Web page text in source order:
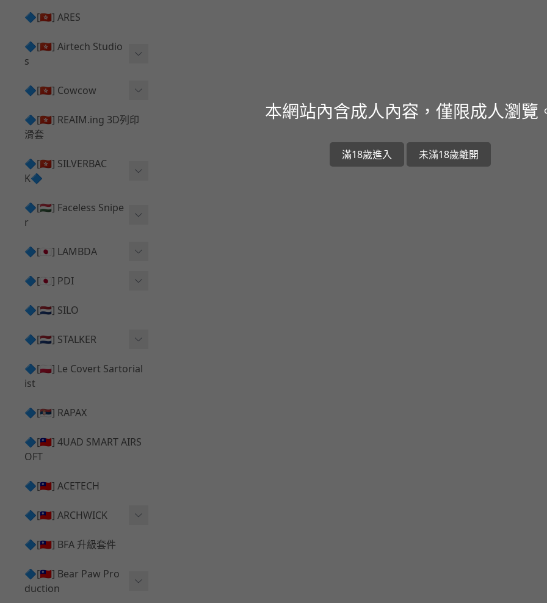
🔷[🇭🇰] ARES
🔷[🇭🇰] Airtech Studio
s
VFC
G＆G
Krytac
KWA
Tokyo Marui
PROWIN
MAXX
SILVERBACK SRS
🔷[🇭🇰] Cowcow
TM Glock 系列
Action Army AAP01 系列
UMAREX VFC 系列
KWA⧸KSC系列
🔷[🇭🇰] REAIM.ing 3D列印
滑套
🔷[🇭🇰] SILVERBAC
K🔷
SRS ⧸ HTI 🟦 主體 ⧸ 彈匣
✅ 碳纖管 ⧸ 彈簧
TAC-41 👁️‍🗨️ 外觀 ⧸ 色彩
MDR-X 🟦 主體 ⧸ 彈匣
✅ 通用 ⧸ 精品
MDR-X 🔄 原廠 ⧸ 零件
TAC-41 🔄 原廠 ⧸ 零件
🔷[🇭🇺] Faceless Snipe
r
Mk23 ⧸ SSX23
SRS ⧸ HTI ⧸ TAC-41
🔷[🇯🇵] LAMBDA
Lambda 05 GBB 精密內管
Lambda 03 AEG 精密內管
Lambda 05 AEG 精密內管
🔷[🇯🇵] PDI
01 精密內管
05 精密內管
08 精密內管
🔷[🇳🇱] SILO
🔷[🇳🇱] STALKER
Action Army AAP01 升級
套件
HOP膠皮 ⧸ 下壓塊
件
[夢神⧸Morpheus] 不鏽鋼
內管
套件
[夢神⧸Morpheus] 碳鋼 內
🔷[🇵🇱] Le Covert Sartorial
ist
🔷[🇷🇸] RAPAX
🔷[🇹🇼] 4UAD SMART AIRS
OFT
🔷[🇹🇼] ACETECH
🔷[🇹🇼] ARCHWICK
衝鋒套件 Convertion Kit
MWS 升級組件
B＆T APC9 系列產品
🔷[🇹🇼] BFA 升級套件
🔷[🇹🇼] Bear Paw Pro
duction
本網站內含成人內容，僅限成人瀏覽
滿18歲進入 未滿18歲離開